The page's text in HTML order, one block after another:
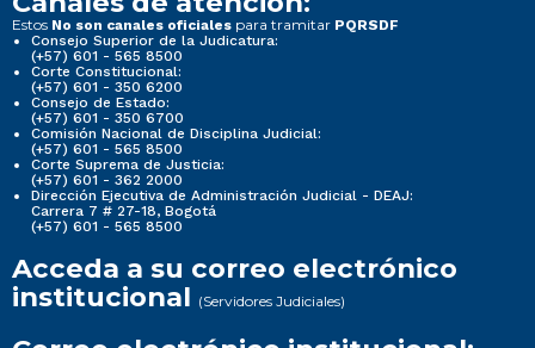
Estos No son canales oficiales para tramitar PQRSDF
Consejo Superior de la Judicatura:
(+57) 601 - 565 8500
Corte Constitucional:
(+57) 601 - 350 6200
Consejo de Estado:
(+57) 601 - 350 6700
Comisión Nacional de Disciplina Judicial:
(+57) 601 - 565 8500
Corte Suprema de Justicia:
(+57) 601 - 362 2000
Dirección Ejecutiva de Administración Judicial - DEAJ:
Carrera 7 # 27-18, Bogotá
(+57) 601 - 565 8500
Acceda a su correo electrónico
institucional (Servidores Judiciales)